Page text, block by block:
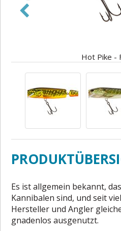
Hot Pike -
Es ist allgemein bekannt,
Kannibalen sind, und seit
Hersteller und Angler
gnadenlos ausgenutzt.